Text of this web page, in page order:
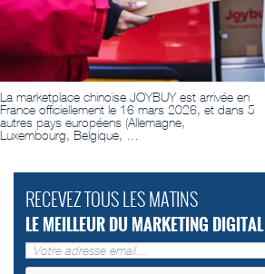
La marketplace chinoise JOYBUY est arrivée en
France officiellement le 16 mars 2026, et dans 5
autres pays européens (Allemagne,
Luxembourg, Belgique, …
RECEVEZ TOUS LES MATINS
LE MEILLEUR DU MARKETING DIGITAL